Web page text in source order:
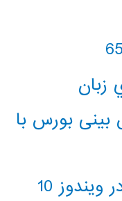
زبان
بورس با